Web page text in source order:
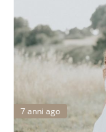
7 anni ago